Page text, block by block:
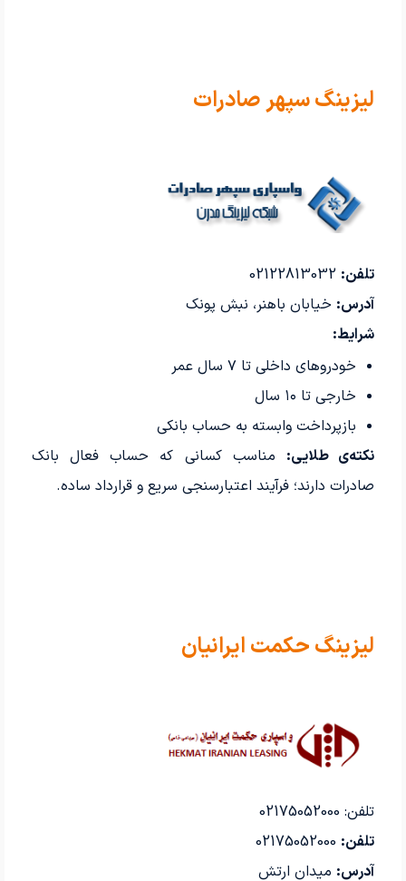
لیزینگ سپهر صادرات
تلفن:
آدرس: خیابان باهنر، نبش پونک
شرایط:
خودروهای داخلی تا ۷ سال عمر
خارجی تا ۱۰ سال
بازپرداخت وابسته به حساب بانکی
نکته‌ی طلایی: مناسب کسانی که حساب فعال بانک
صادرات دارند؛ فرآیند اعتبارسنجی سریع و قرارداد ساده.
لیزینگ حکمت ایرانیان
تلفن: 02175052000
تلفن:
آدرس: میدان ارتش